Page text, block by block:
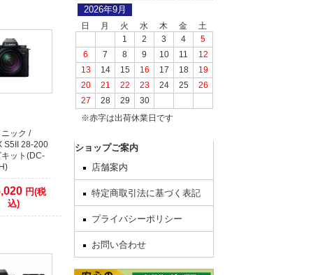
2026年9月
日 月 火 水 木 金 土
1 2 3 4
5
6
7 8 9 10 11
12
13
14 15 16 17 18
19
20
21 22 23 24 25
26
27
28 29 30
※赤字は出荷休業日です
ショップご案内
店舗案内
特定商取引法に基づく表記
プライバシーポリシー
お問い合わせ
ことが出来
終了いた
ック /
S5II 28-200
ット(DC-
円(税
込)